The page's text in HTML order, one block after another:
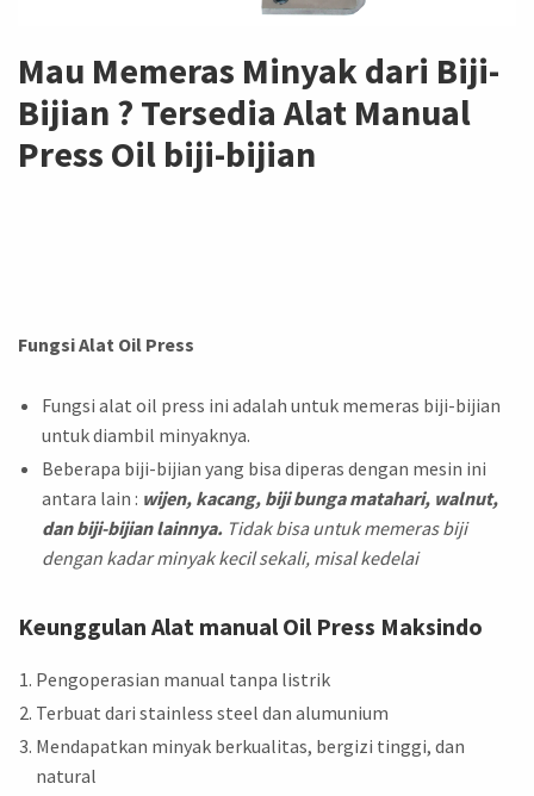
Mau Memeras Minyak dari Biji-
Bijian ? Tersedia Alat Manual
Press Oil biji-bijian
Fungsi Alat Oil Press
Fungsi alat oil press ini adalah untuk memeras biji-bijian
untuk diambil minyaknya.
Beberapa biji-bijian yang bisa diperas dengan mesin ini
antara lain : wijen, kacang, biji bunga matahari, walnut,
dan biji-bijian lainnya. Tidak bisa untuk memeras biji
dengan kadar minyak kecil sekali, misal kedelai
Keunggulan Alat manual Oil Press Maksindo
Pengoperasian manual tanpa listrik
Terbuat dari stainless steel dan alumunium
Mendapatkan minyak berkualitas, bergizi tinggi, dan
natural